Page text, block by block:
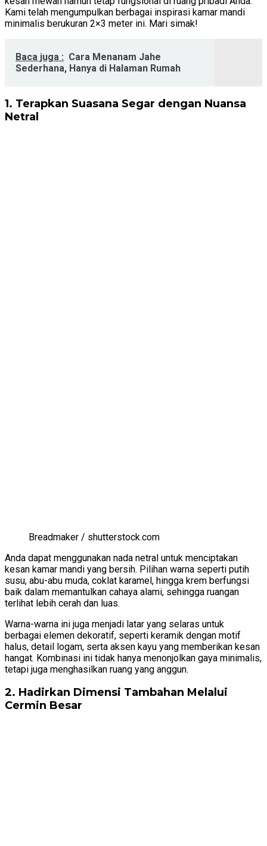
Kami telah mengumpulkan berbagai inspirasi kamar mandi
minimalis berukuran 2×3 meter ini. Mari simak!
Baca juga : Cara Menanam Jahe
Sederhana, Hanya di Halaman Rumah
1. Terapkan Suasana Segar dengan Nuansa
Netral
Breadmaker / shutterstock.com
Anda dapat menggunakan nada netral untuk menciptakan
kesan kamar mandi yang bersih. Pilihan warna seperti putih
susu, abu-abu muda, coklat karamel, hingga krem berfungsi
baik dalam memantulkan cahaya alami, sehingga ruangan
terlihat lebih cerah dan luas.
Warna-warna ini juga menjadi latar yang selaras untuk
berbagai elemen dekoratif, seperti keramik dengan motif
halus, detail logam, serta aksen kayu yang memberikan kesan
hangat. Kombinasi ini tidak hanya menonjolkan gaya minimalis,
tetapi juga menghasilkan ruang yang anggun.
2. Hadirkan Dimensi Tambahan Melalui
Cermin Besar